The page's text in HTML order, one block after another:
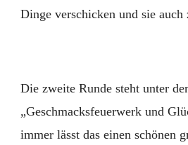
Dinge verschicken und sie auch
Die zweite Runde steht unter
„Geschmacksfeuerwerk und
immer lässt das einen schönen